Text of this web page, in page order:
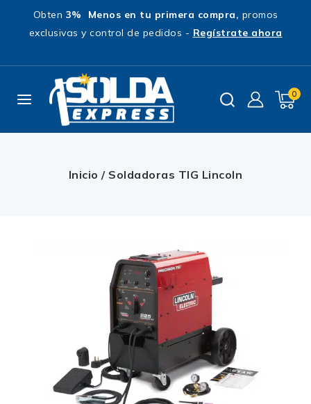
Obten 3% Menos en tu primera compra, promos
exclusivas y control de pedidos - Regístrate ahora
0
Inicio / Soldadoras TIG Lincoln